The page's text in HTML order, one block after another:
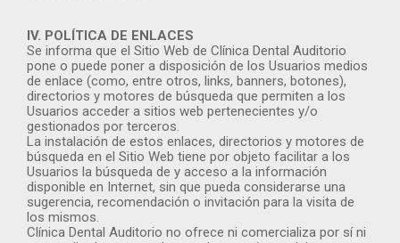
IV. POLÍTICA DE ENLACES
Se informa que el Sitio Web de Clínica Dental Auditorio
pone o puede poner a disposición de los Usuarios medios
de enlace (como, entre otros, links, banners, botones),
directorios y motores de búsqueda que permiten a los
Usuarios acceder a sitios web pertenecientes y/o
gestionados por terceros.
La instalación de estos enlaces, directorios y motores de
búsqueda en el Sitio Web tiene por objeto facilitar a los
Usuarios la búsqueda de y acceso a la información
disponible en Internet, sin que pueda considerarse una
sugerencia, recomendación o invitación para la visita de
los mismos.
Clínica Dental Auditorio no ofrece ni comercializa por sí ni